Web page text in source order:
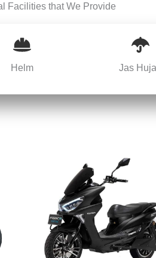
Facilities that We Provide
Helm Jas